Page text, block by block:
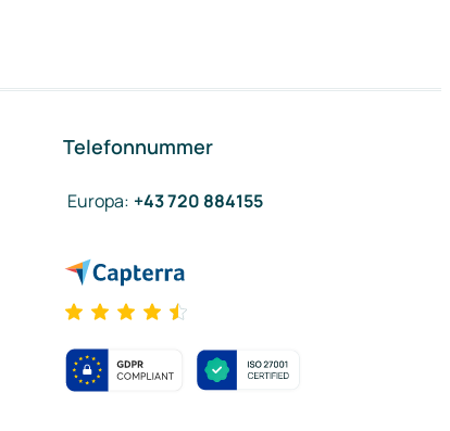
Telefonnummer
Europa: +43 720 884155